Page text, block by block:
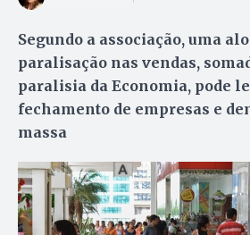
Segundo a associação, uma
paralisação nas vendas,
paralisia da Economia, pode
fechamento de empresas e
massa